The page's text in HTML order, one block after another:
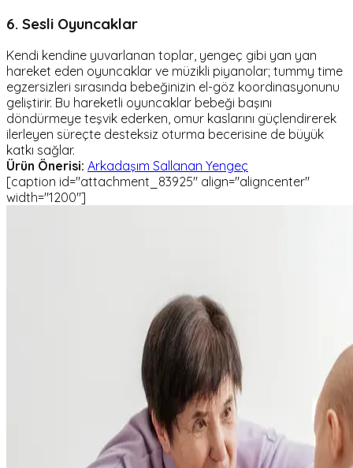
6. Sesli Oyuncaklar
Kendi kendine yuvarlanan toplar, yengeç gibi yan yan
hareket eden oyuncaklar ve müzikli piyanolar; tummy time
egzersizleri sırasında bebeğinizin el-göz koordinasyonunu
geliştirir. Bu hareketli oyuncaklar bebeği başını
döndürmeye teşvik ederken, omur kaslarını güçlendirerek
ilerleyen süreçte desteksiz oturma becerisine de büyük
katkı sağlar.
Ürün Önerisi: Arkadaşım Sallanan Yengeç
[caption id="attachment_83925" align="aligncenter"
width="1200"]